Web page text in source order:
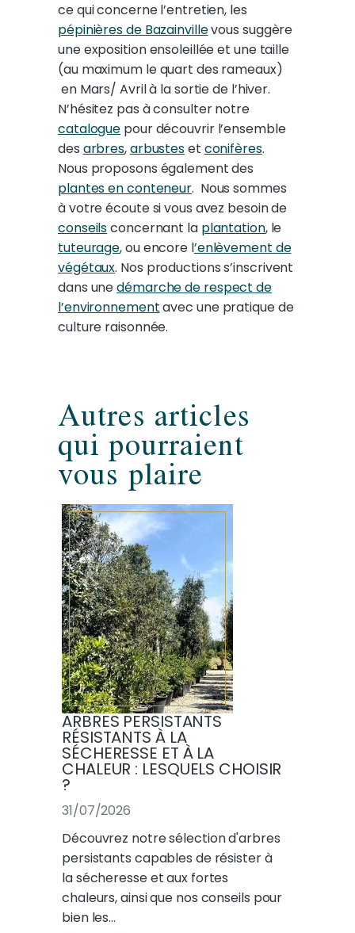
ce qui concerne l’entretien, les
pépinières de Bazainvillevous suggère
une exposition ensoleillée et une taille
(au maximum le quart des rameaux)
en Mars/ Avril à la sortie de l’hiver.
N’hésitez pas à consulter notre
catalogue pour découvrir l’ensemble
des arbres,arbusteset conifères.
Nous proposons également des
plantes en conteneur. Nous sommes
à votre écoute si vous avez besoin de
conseilsconcernant la plantation, le
tuteurage, ou encore l’enlèvement de
végétaux. Nos productions s’inscrivent
dans unedémarche de respect de
l’environnementavec une pratique de
culture raisonnée.
Autres articles
qui pourraient
vous plaire
ARBRES PERSISTANTS
RÉSISTANTS À LA
SÉCHERESSE ET À LA
CHALEUR : LESQUELS CHOISIR
?
31/07/2026
Découvrez notre sélection d'arbres
persistants capables de résister à
la sécheresse et aux fortes
chaleurs, ainsi que nos conseils pour
bien les…